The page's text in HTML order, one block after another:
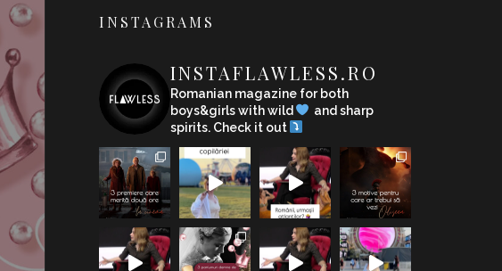
INSTAGRAMS
INSTAFLAWLESS.RO
Romanian magazine for both
boys&girls with wild
and sharp
spirits. Check it out